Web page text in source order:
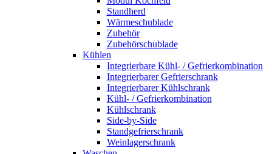
Standherd
Wärmeschublade
Zubehör
Zubehörschublade
Kühlen
Integrierbare Kühl- / Gefrierkombination
Integrierbarer Gefrierschrank
Integrierbarer Kühlschrank
Kühl- / Gefrierkombination
Kühlschrank
Side-by-Side
Standgefrierschrank
Weinlagerschrank